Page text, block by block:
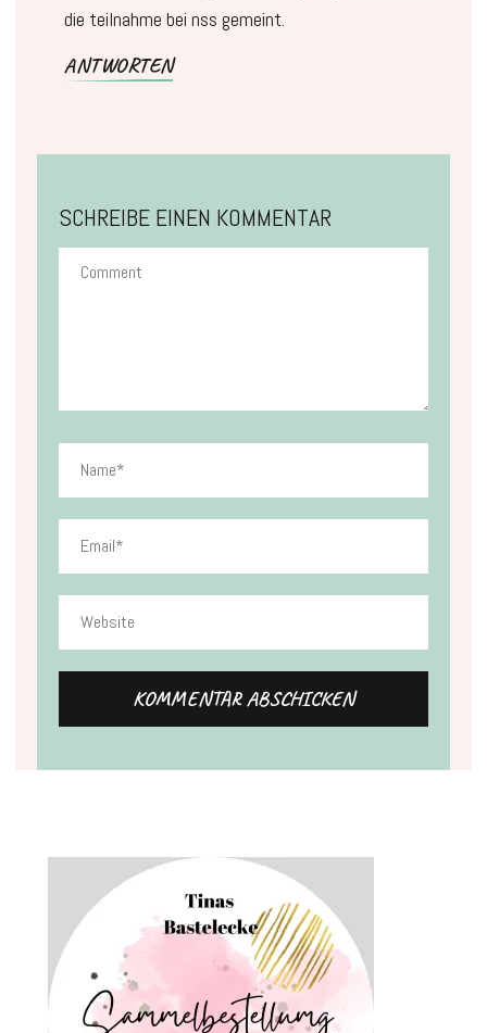
die teilnahme bei nss gemeint.
ANTWORTEN
SCHREIBE EINEN KOMMENTAR